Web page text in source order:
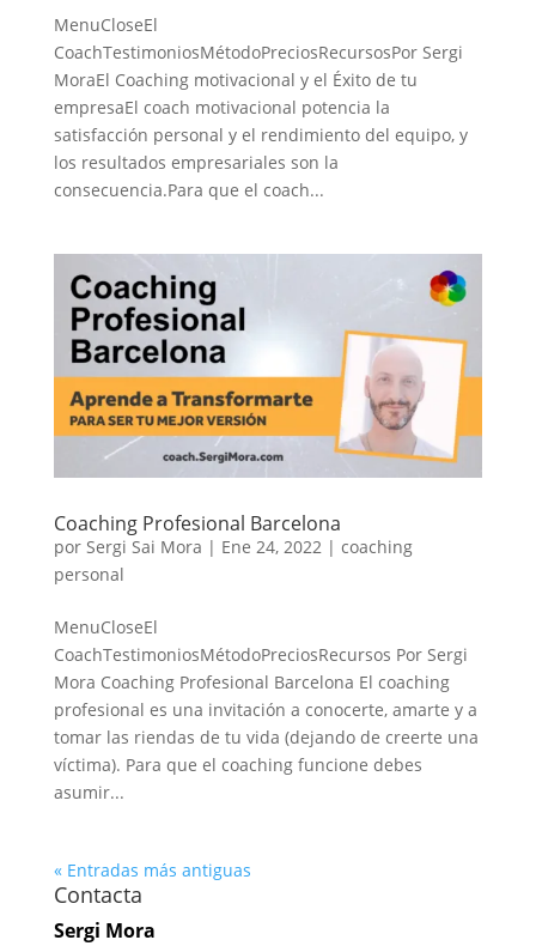
MenuCloseEl
CoachTestimoniosMétodoPreciosRecursosPor Sergi
MoraEl Coaching motivacional y el Éxito de tu
empresaEl coach motivacional potencia la
satisfacción personal y el rendimiento del equipo, y
los resultados empresariales son la
consecuencia.Para que el coach...
Coaching Profesional Barcelona
por Sergi Sai Mora | Ene 24, 2022| coaching
personal
MenuCloseEl
CoachTestimoniosMétodoPreciosRecursos Por Sergi
Mora Coaching Profesional Barcelona El coaching
profesional es una invitación a conocerte, amarte y a
tomar las riendas de tu vida (dejando de creerte una
víctima). Para que el coaching funcione debes
asumir...
« Entradas más antiguas
Contacta
Sergi Mora